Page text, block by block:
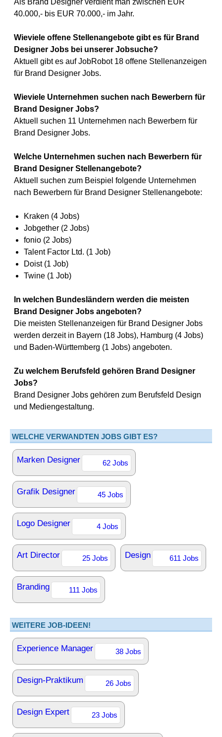
Als Brand Designer verdient man zwischen EUR
40.000,- bis EUR 70.000,- im Jahr.
Wieviele offene Stellenangebote gibt es für Brand
Designer Jobs bei unserer Jobsuche?
Aktuell gibt es auf JobRobot 18 offene Stellenanzeigen
für Brand Designer Jobs.
Wieviele Unternehmen suchen nach Bewerbern für
Brand Designer Jobs?
Aktuell suchen 11 Unternehmen nach Bewerbern für
Brand Designer Jobs.
Welche Unternehmen suchen nach Bewerbern für
Brand Designer Stellenangebote?
Aktuell suchen zum Beispiel folgende Unternehmen
nach Bewerbern für Brand Designer Stellenangebote:
Kraken (4 Jobs)
Jobgether (2 Jobs)
fonio (2 Jobs)
Talent Factor Ltd. (1 Job)
Doist (1 Job)
Twine (1 Job)
In welchen Bundesländern werden die meisten
Brand Designer Jobs angeboten?
Die meisten Stellenanzeigen für Brand Designer Jobs
werden derzeit in Bayern (18 Jobs), Hamburg (4 Jobs)
und Baden-Württemberg (1 Jobs) angeboten.
Zu welchem Berufsfeld gehören Brand Designer
Jobs?
Brand Designer Jobs gehören zum Berufsfeld Design
und Mediengestaltung.
WELCHE VERWANDTEN JOBS GIBT ES?
Marken Designer 62 Jobs
Grafik Designer 45 Jobs
Logo Designer 4 Jobs
Art Director 25 Jobs Design 611 Jobs
Branding 111 Jobs
WEITERE JOB-IDEEN!
Experience Manager 38 Jobs
Design-Praktikum 26 Jobs
Design Expert 23 Jobs